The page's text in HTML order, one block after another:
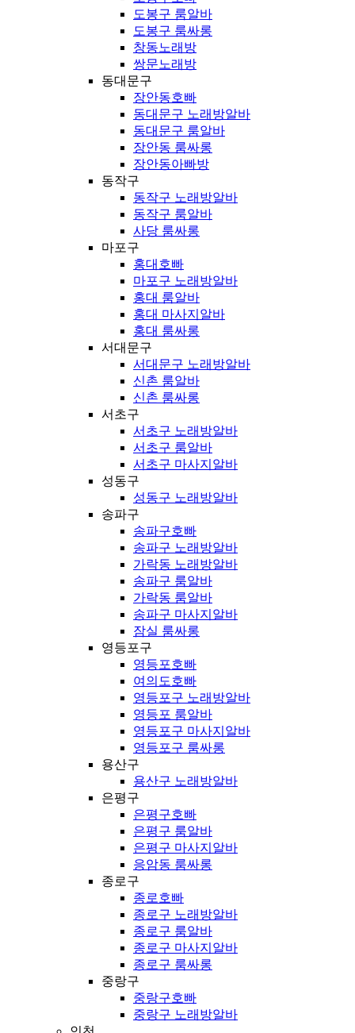
도봉구 룸알바
도봉구 룸싸롱
창동노래방
쌍문노래방
동대문구
장안동호빠
동대문구 노래방알바
동대문구 룸알바
장안동 룸싸롱
장안동아빠방
동작구
동작구 노래방알바
동작구 룸알바
사당 룸싸롱
마포구
홍대호빠
마포구 노래방알바
홍대 룸알바
홍대 마사지알바
홍대 룸싸롱
서대문구
서대문구 노래방알바
신촌 룸알바
신촌 룸싸롱
서초구
서초구 노래방알바
서초구 룸알바
서초구 마사지알바
성동구
성동구 노래방알바
송파구
송파구호빠
송파구 노래방알바
가락동 노래방알바
송파구 룸알바
가락동 룸알바
송파구 마사지알바
잠실 룸싸롱
영등포구
영등포호빠
여의도호빠
영등포구 노래방알바
영등포 룸알바
영등포구 마사지알바
영등포구 룸싸롱
용산구
용산구 노래방알바
은평구
은평구호빠
은평구 룸알바
은평구 마사지알바
응암동 룸싸롱
종로구
종로호빠
종로구 노래방알바
종로구 룸알바
종로구 마사지알바
종로구 룸싸롱
중랑구
중랑구호빠
중랑구 노래방알바